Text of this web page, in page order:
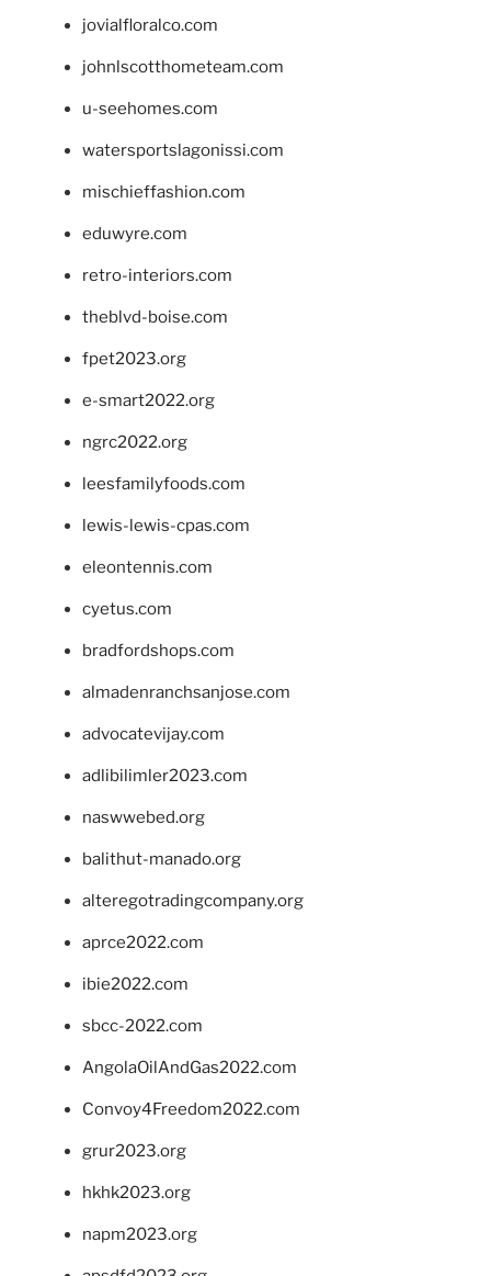
jovialfloralco.com
johnlscotthometeam.com
u-seehomes.com
watersportslagonissi.com
mischieffashion.com
eduwyre.com
retro-interiors.com
theblvd-boise.com
fpet2023.org
e-smart2022.org
ngrc2022.org
leesfamilyfoods.com
lewis-lewis-cpas.com
eleontennis.com
cyetus.com
bradfordshops.com
almadenranchsanjose.com
advocatevijay.com
adlibilimler2023.com
naswwebed.org
balithut-manado.org
alteregotradingcompany.org
aprce2022.com
ibie2022.com
sbcc-2022.com
AngolaOilAndGas2022.com
Convoy4Freedom2022.com
grur2023.org
hkhk2023.org
napm2023.org